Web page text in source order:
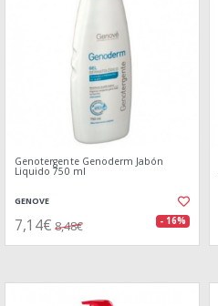
Genotergente Genoderm Jabón
Liquido 750 ml
GENOVE
7,14€ 8,48€ - 16%